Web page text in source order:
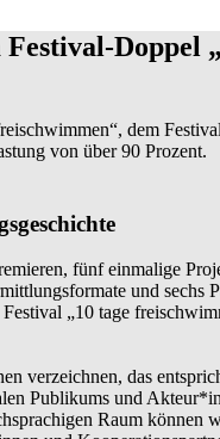
Doppel
dem
von über 90 Prozent.
fünf einmalige
und sechs
„10 tage
verzeichnen, das
Publikums und
Raum können